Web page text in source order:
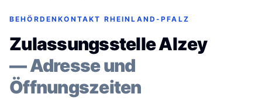
BEHÖRDENKONTAKT RHEINLAND-PFALZ
Zulassungsstelle Alzey
— Adresse und
Öffnungszeiten